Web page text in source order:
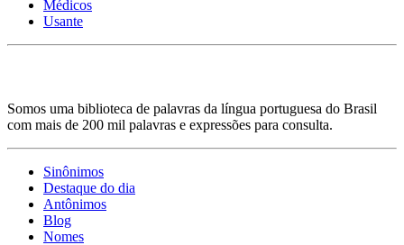
Médicos
Usante
Somos uma biblioteca de palavras da língua portuguesa do Brasil
com mais de 200 mil palavras e expressões para consulta.
Sinônimos
Destaque do dia
Antônimos
Blog
Nomes